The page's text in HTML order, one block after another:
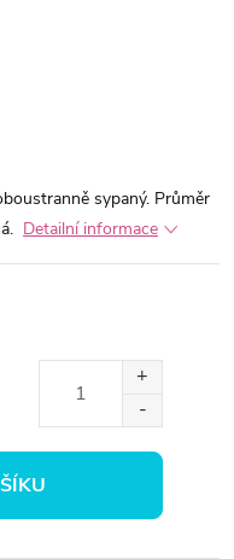
sypaný. Průměr
Detailní informace